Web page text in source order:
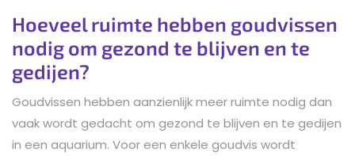
Hoeveel ruimte hebben goudvissen
nodig om gezond te blijven en te
gedijen?
Goudvissen hebben aanzienlijk meer ruimte nodig dan
vaak wordt gedacht om gezond te blijven en te gedijen
in een aquarium. Voor een enkele goudvis wordt